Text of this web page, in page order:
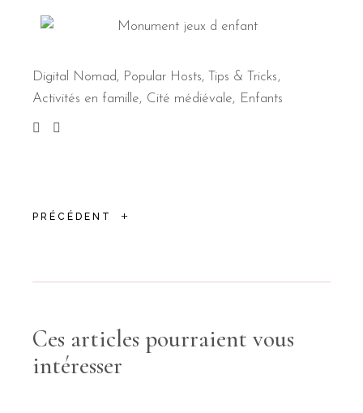
Digital Nomad, Popular Hosts,
Tips & Tricks
Activités en famille
Cité médiévale Enfants
PRÉCÉDENT +
Ces articles pourraient vous
intéresser